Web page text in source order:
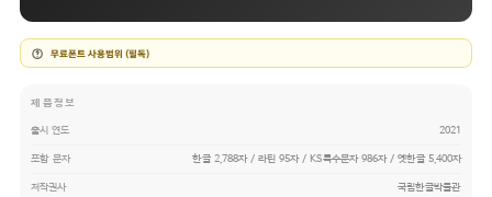
무료폰트 사용범위 (필독)
제품정보
출시 연도 2021
포함 문자 한글 2,788자 / 라틴 95자 / KS특수문자 986자 / 옛한글 5,400자
저작권사 국립한글박물관